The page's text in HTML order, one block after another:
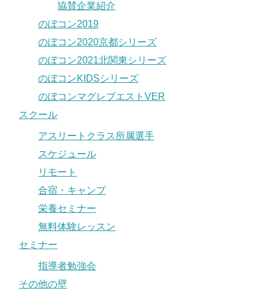
協賛企業紹介
のぼコン2019
のぼコン2020京都シリーズ
のぼコン2021北関東シリーズ
のぼコンKIDSシリーズ
のぼコンマグレブエストVER
スクール
アスリートクラス所属選手
スケジュール
リモート
合宿・キャンプ
栄養セミナー
無料体験レッスン
セミナー
指導者勉強会
その他の壁